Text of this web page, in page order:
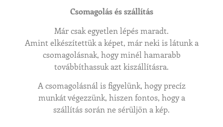
Csomagolás és szállítás
Már csak egyetlen lépés maradt.
Amint elkészítettük a képet, már neki is látunk a
csomagolásnak, hogy minél hamarabb
továbbíthassuk azt kiszállításra.
A csomagolásnál is figyelünk, hogy precíz
munkát végezzünk, hiszen fontos, hogy a
szállítás során ne sérüljön a kép.